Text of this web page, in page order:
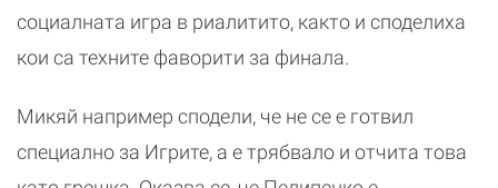
социалната игра в риалитито, както и споделиха
кои са техните фаворити за финала.
Микяй например сподели, че не се е готвил
специално за Игрите, а е трябвало и отчита това